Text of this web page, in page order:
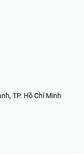
TP. Hồ Chí Minh